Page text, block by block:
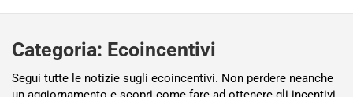
Categoria: Ecoincentivi
Segui tutte le notizie sugli ecoincentivi. Non perdere neanche